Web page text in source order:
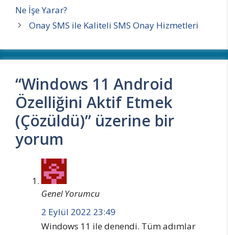
Ne İşe Yarar?
Onay SMS ile Kaliteli SMS Onay Hizmetleri
“Windows 11 Android
Özelliğini Aktif Etmek
(Çözüldü)” üzerine bir
yorum
Genel Yorumcu
2 Eylül 2022 23:49
Windows 11 ile denendi. Tüm adımlar